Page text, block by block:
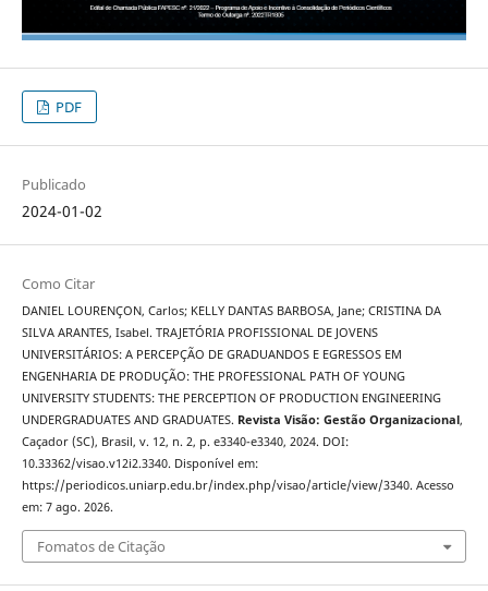
PDF
Publicado
2024-01-02
Como Citar
DANIEL LOURENÇON, Carlos; KELLY DANTAS BARBOSA, Jane; CRISTINA DA
SILVA ARANTES, Isabel. TRAJETÓRIA PROFISSIONAL DE JOVENS
UNIVERSITÁRIOS: A PERCEPÇÃO DE GRADUANDOS E EGRESSOS EM
ENGENHARIA DE PRODUÇÃO: THE PROFESSIONAL PATH OF YOUNG
UNIVERSITY STUDENTS: THE PERCEPTION OF PRODUCTION ENGINEERING
UNDERGRADUATES AND GRADUATES. Revista Visão: Gestão Organizacional,
Caçador (SC), Brasil, v. 12, n. 2, p. e3340-e3340, 2024. DOI:
10.33362/visao.v12i2.3340. Disponível em:
https://periodicos.uniarp.edu.br/index.php/visao/article/view/3340. Acesso
em: 7 ago. 2026.
Fomatos de Citação